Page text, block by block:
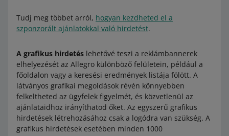
Tudj meg többet arról, hogyan kezdheted el a
szponzorált ajánlatokkal való hirdetést.
A grafikus hirdetés lehetővé teszi a reklámbannerek
elhelyezését az Allegro különböző felületein, például a
főoldalon vagy a keresési eredmények listája fölött. A
látványos grafikai megoldások révén könnyebben
felkeltheted az ügyfelek figyelmét, és közvetlenül az
ajánlataidhoz irányíthatod őket. Az egyszerű grafikus
hirdetések létrehozásához csak a logódra van szükség. A
grafikus hirdetések esetében minden 1000